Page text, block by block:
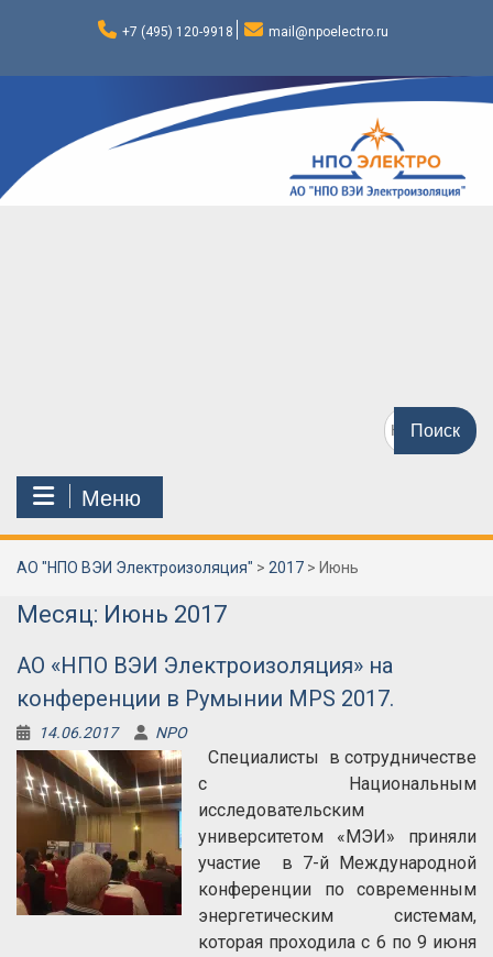
+7 (495) 120-9918 mail@npoelectro.ru
Поиск
по:
Меню
АО "НПО ВЭИ Электроизоляция" > 2017 > Июнь
Месяц: Июнь 2017
АО «НПО ВЭИ Электроизоляция» на
конференции в Румынии MPS 2017.
14.06.2017 NPO
Специалисты в сотрудничестве
с Национальным
исследовательским
университетом «МЭИ» приняли
участие в 7-й Международной
конференции по современным
энергетическим системам,
которая проходила с 6 по 9 июня